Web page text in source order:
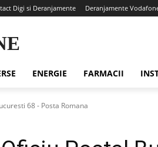
Digi si Deranjamente Deranjamente
ENERGIE FARMACII
68 - Posta Romana